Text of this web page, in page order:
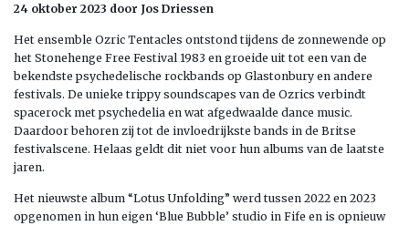
24 oktober 2023 door Jos Driessen
Het ensemble Ozric Tentacles ontstond tijdens de zonnewende op
het Stonehenge Free Festival 1983 en groeide uit tot een van de
bekendste psychedelische rockbands op Glastonbury en andere
festivals. De unieke trippy soundscapes van de Ozrics verbindt
spacerock met psychedelia en wat afgedwaalde dance music.
Daardoor behoren zij tot de invloedrijkste bands in de Britse
festivalscene. Helaas geldt dit niet voor hun albums van de laatste
jaren.
Het nieuwste album “Lotus Unfolding” werd tussen 2022 en 2023
opgenomen in hun eigen ‘Blue Bubble’ studio in Fife en is opnieuw